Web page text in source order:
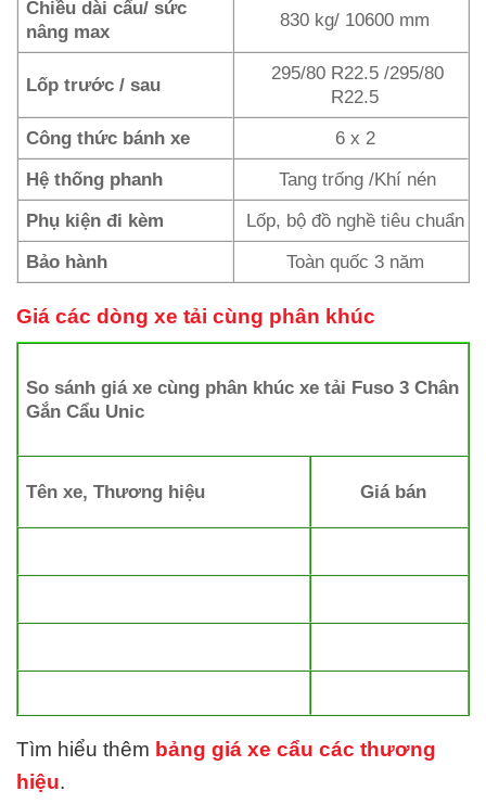
Chiều dài cẩu/ sức
nâng max
830 kg/ 10600 mm
Lốp trước / sau
295/80 R22.5 /295/80
R22.5
Công thức bánh xe
6 x 2
Hệ thống phanh
Tang trống /Khí nén
Phụ kiện đi kèm
Lốp, bộ đồ nghề tiêu chuẩn
Bảo hành
Toàn quốc 3 năm
Giá các dòng xe tải cùng phân khúc
So sánh giá xe cùng phân khúc xe tải Fuso 3 Chân
Gắn Cẩu Unic
Tên xe, Thương hiệu Giá bán
Tìm hiểu thêm bảng giá xe cẩu các thương
hiệu.